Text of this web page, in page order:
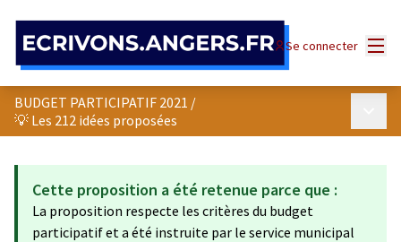
Se connecter
BUDGET PARTICIPATIF 2021 /
💡 Les 212 idées proposées
Cette proposition a été retenue parce que :
La proposition respecte les critères du budget
participatif et a été instruite par le service municipal